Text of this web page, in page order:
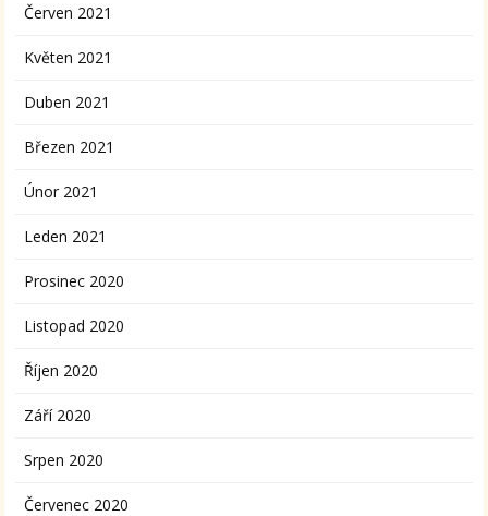
Červen 2021
Květen 2021
Duben 2021
Březen 2021
Únor 2021
Leden 2021
Prosinec 2020
Listopad 2020
Říjen 2020
Září 2020
Srpen 2020
Červenec 2020